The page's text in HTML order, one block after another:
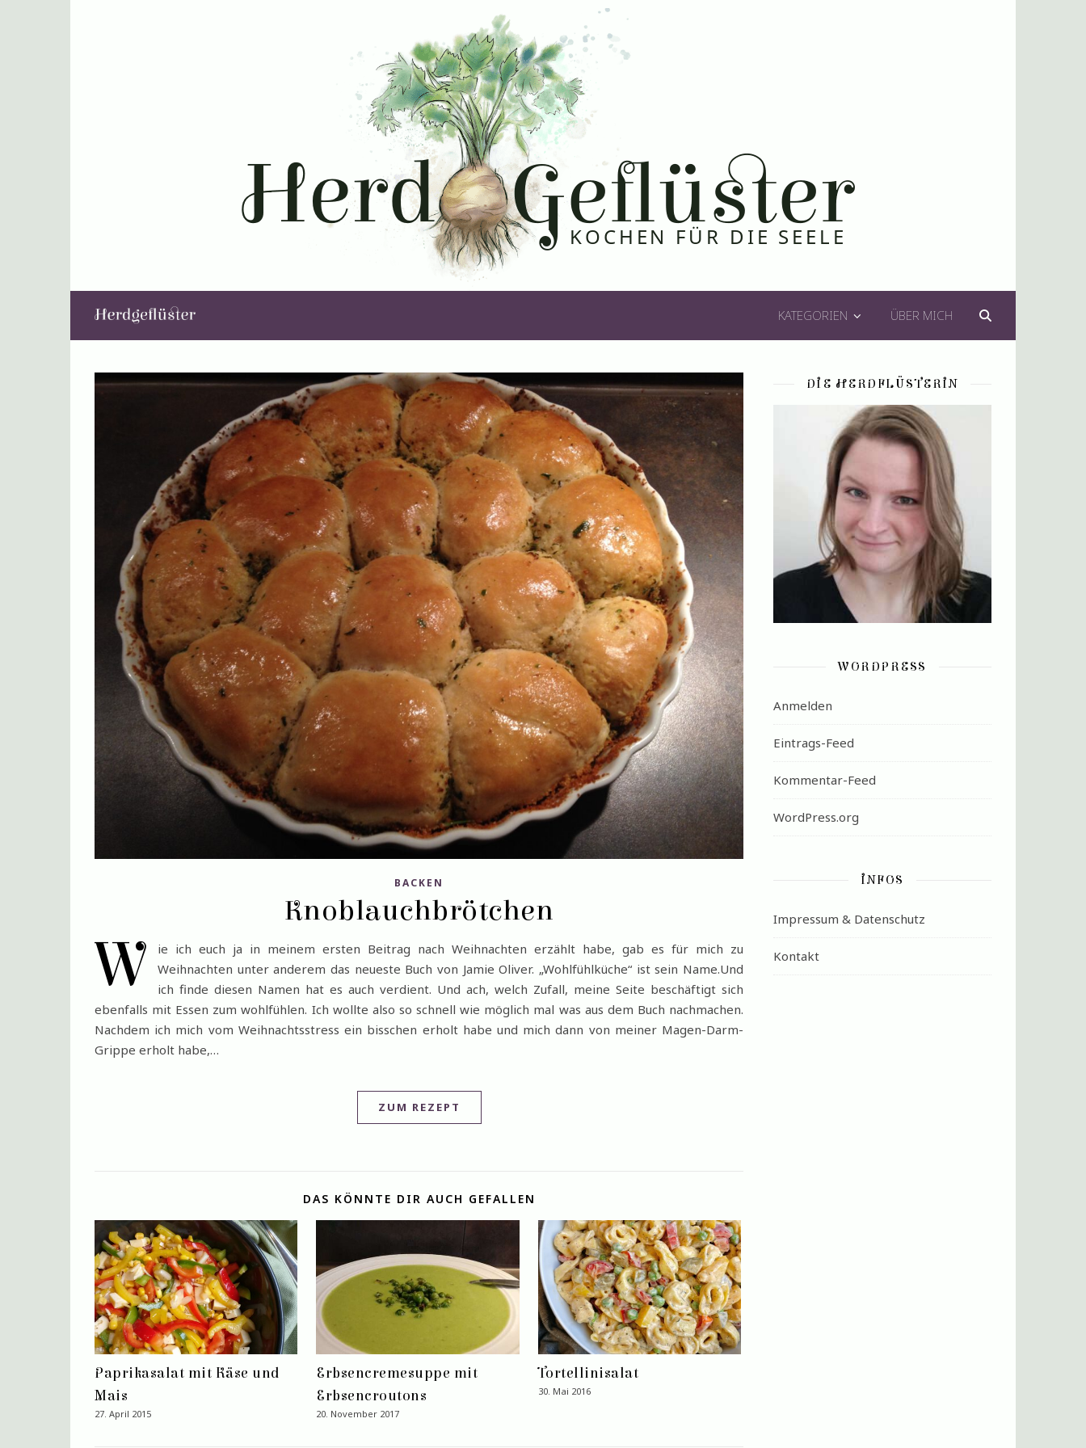
KATEGORIEN ÜBER MICH
BACKEN
Knoblauchbrötchen
W
ie ich euch ja in meinem ersten Beitrag nach Weihnachten erzählt habe, gab es für mich zu
Weihnachten unter anderem das neueste Buch von Jamie Oliver. „Wohlfühlküche“ ist sein Name.Und
ich finde diesen Namen hat es auch verdient. Und ach, welch Zufall, meine Seite beschäftigt sich
ebenfalls mit Essen zum wohlfühlen. Ich wollte also so schnell wie möglich mal was aus dem Buch nachmachen.
Nachdem ich mich vom Weihnachtsstress ein bisschen erholt habe und mich dann von meiner Magen-Darm-
Grippe erholt habe,…
ZUM REZEPT
DAS KÖNNTE DIR AUCH GEFALLEN
Paprikasalat mit Käse und
Mais
27. April 2015
Erbsencremesuppe mit
Erbsencroutons
20. November 2017
Tortellinisalat
30. Mai 2016
DIE HERDFLÜSTERIN
WORDPRESS
Anmelden
Eintrags-Feed
Kommentar-Feed
WordPress.org
INFOS
Impressum & Datenschutz
Kontakt